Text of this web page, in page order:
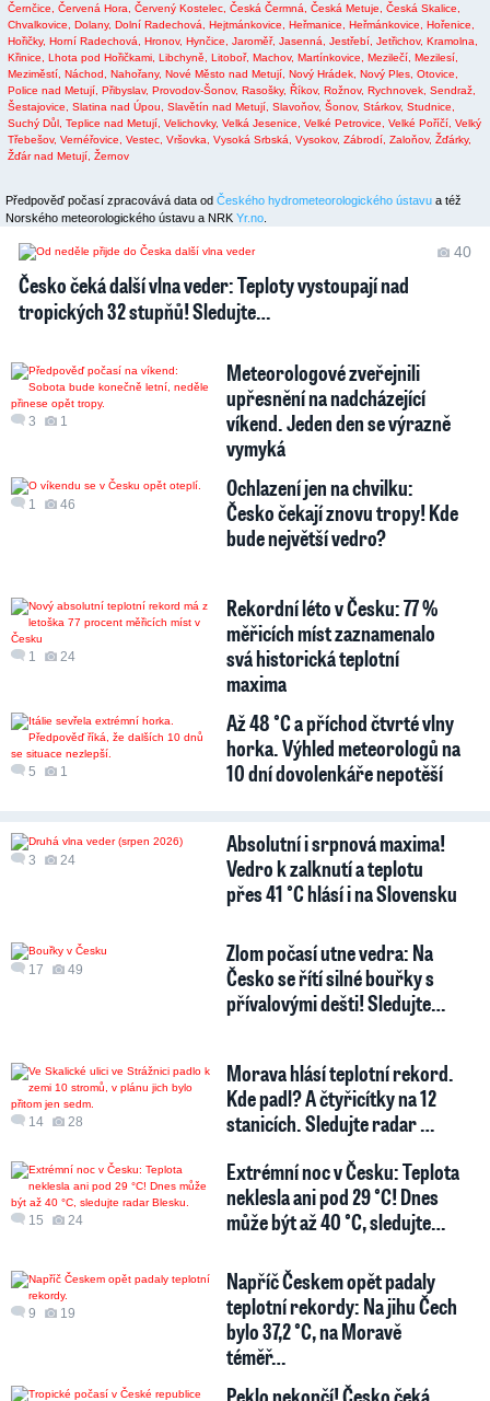
Černčice,
Červená Hora, Červený Kostelec, Česká Čermná, Česká Metuje,
Česká Skalice,
Chvalkovice,
Dolany, Dolní Radechová, Hejtmánkovice, Heřmanice, Heřmánkovice,
Hořenice,
Hořičky, Horní Radechová, Hronov, Hynčice, Jaroměř, Jasenná, Jestřebí, Jetřichov, Kramolna,
Křinice,
Lhota pod Hořičkami, Libchyně, Litoboř, Machov, Martínkovice, Mezilečí, Mezilesí,
Meziměstí, Náchod, Nahořany, Nové Město nad Metují, Nový Hrádek, Nový Ples, Otovice,
Police nad Metují, Přibyslav, Provodov-Šonov, Rasošky, Říkov, Rožnov, Rychnovek, Sendraž,
Šestajovice,
Slatina nad Úpou, Slavětín nad Metují, Slavoňov, Šonov, Stárkov, Studnice,
Suchý Důl, Teplice nad Metují, Velichovky, Velká Jesenice, Velké Petrovice, Velké Poříčí, Velký
Třebešov, Vernéřovice, Vestec, Vršovka, Vysoká Srbská, Vysokov, Zábrodí, Zaloňov, Žďárky,
Žďár nad Metují, Žernov
Předpověď počasí zpracovává data od Českého hydrometeorologického ústavu a též
Norského meteorologického ústavu a NRK Yr.no
40
Česko čeká další vlna veder: Teploty vystoupají nad
tropických 32 stupňů! Sledujte…
3 1
Meteorologové zveřejnili
upřesnění na nadcházející
víkend. Jeden den se výrazně
vymyká
1 46
Ochlazení jen na chvilku:
Česko čekají znovu tropy! Kde
bude největší vedro?
1 24
Rekordní léto v Česku: 77 %
měřicích míst zaznamenalo
svá historická teplotní
maxima
5 1
Až 48 °C a příchod čtvrté vlny
horka. Výhled meteorologů na
10 dní dovolenkáře nepotěší
3 24
Absolutní i srpnová maxima!
Vedro k zalknutí a teplotu
přes 41 °C hlásí i na Slovensku
17 49
Zlom počasí utne vedra: Na
Česko se řítí silné bouřky s
přívalovými dešti! Sledujte…
14 28
Morava hlásí teplotní rekord.
Kde padl? A čtyřicítky na 12
stanicích. Sledujte radar …
15 24
Extrémní noc v Česku: Teplota
neklesla ani pod 29 °C! Dnes
může být až 40 °C, sledujte…
9 19
Napříč Českem opět padaly
teplotní rekordy: Na jihu Čech
bylo 37,2 °C, na Moravě
téměř…